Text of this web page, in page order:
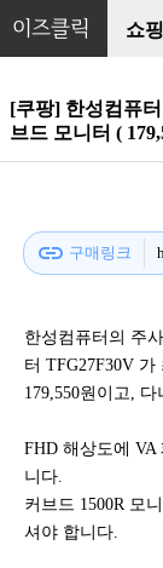
이즈클릭 쇼
[쿠팡] 한성컴퓨
브드 모니터 (
link 구매링크
한성컴퓨터의 주
터 TFG27F30V
179,550원이고,
FHD 해상도에 VA
니다.
커브드 1500R 모
셔야 합니다.